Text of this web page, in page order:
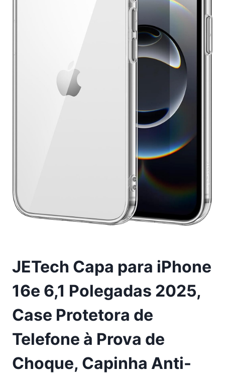
JETech Capa para iPhone
16e 6,1 Polegadas 2025,
Case Protetora de
Telefone à Prova de
Choque, Capinha Anti-